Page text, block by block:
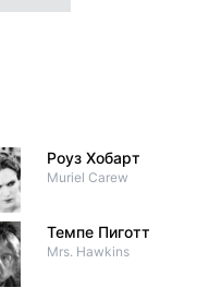
Роуз Хобарт
Muriel Carew
Темпе Пиготт
Mrs. Hawkins